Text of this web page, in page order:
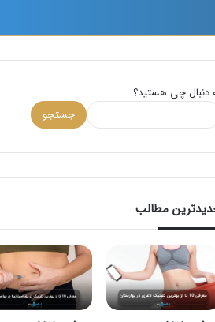
دنبال چی هستید؟
جستجو
مطالب